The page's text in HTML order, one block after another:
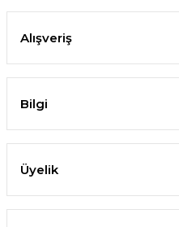
Alışveriş
Bilgi
Üyelik